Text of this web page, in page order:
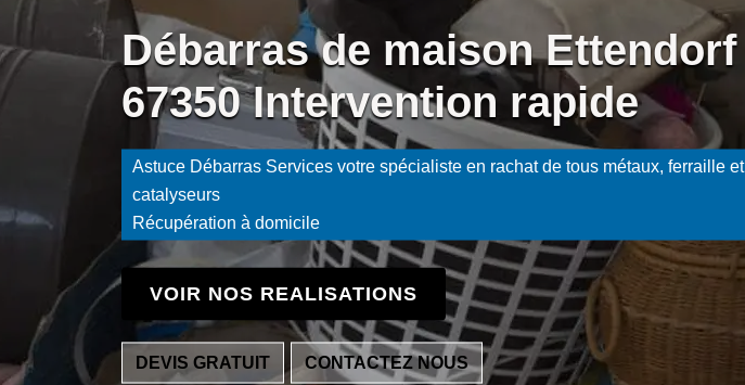
Débarras de maison Ettendorf
67350 Intervention rapide
Astuce Débarras Services votre spécialiste en rachat de tous métaux, ferraille et
catalyseurs
Récupération à domicile
VOIR NOS REALISATIONS
DEVIS GRATUIT CONTACTEZ NOUS